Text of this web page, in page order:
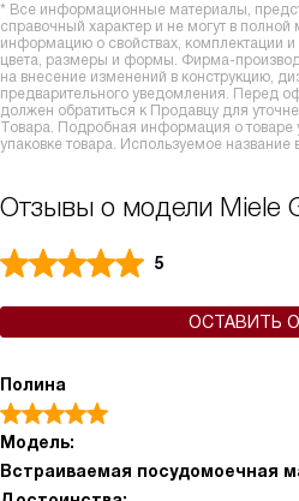
* Все информационные материалы,
справочный характер и не могут в
информацию о свойствах, комплектации и
цвета, размеры и формы. Фирма-
на внесение изменений в конструкцию,
предварительного уведомления. Перед
должен обратиться к Продавцу для
Товара. Подробная информация о товаре
упаковке товара. Используемое
Отзывы о модели Miele
5
ОСТАВИТЬ
Полина
Модель:
Встраиваемая посудомоечная